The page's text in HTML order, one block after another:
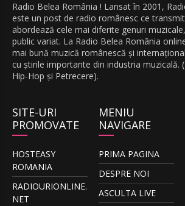
Radio Belea România ! Lansat în 2001,
este un post de radio românesc ce
abordează cele mai diferite genuri
public variat. La Radio Belea România
mai bună muzică românescă și
cu știrile importante din industria muzicală.
Hip-Hop și Petrecere).
SITE-URI
PROMOVATE
HOSTEASY
ROMANIA
RADIOURIONLINE.
NET
MENIU
NAVIGARE
PRIMA PAGINA
DESPRE NOI
ASCULTA LIVE